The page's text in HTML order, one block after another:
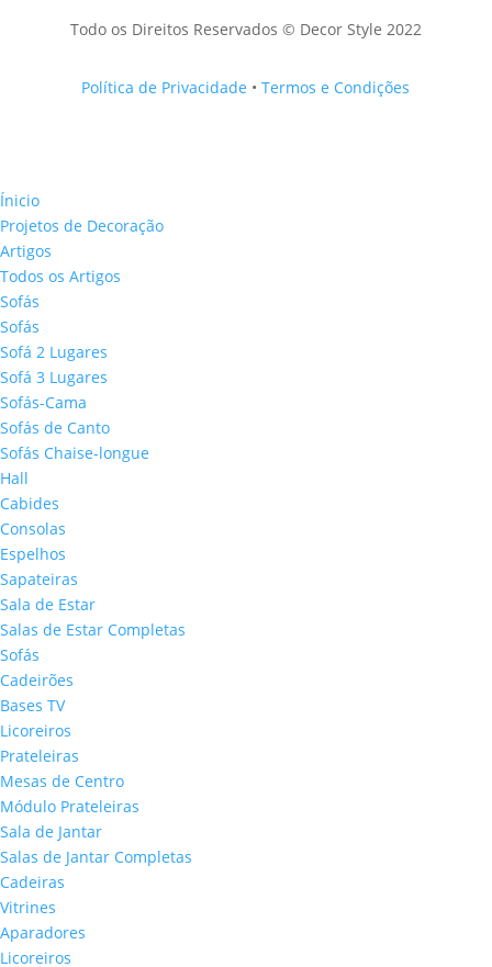
Todo os Direitos Reservados © Decor Style 2022
Política de Privacidade •Termos e Condições
Ínicio
Projetos de Decoração
Artigos
Todos os Artigos
Sofás
Sofás
Sofá 2 Lugares
Sofá 3 Lugares
Sofás-Cama
Sofás de Canto
Sofás Chaise-longue
Hall
Cabides
Consolas
Espelhos
Sapateiras
Sala de Estar
Salas de Estar Completas
Sofás
Cadeirões
Bases TV
Licoreiros
Prateleiras
Mesas de Centro
Módulo Prateleiras
Sala de Jantar
Salas de Jantar Completas
Cadeiras
Vitrines
Aparadores
Licoreiros